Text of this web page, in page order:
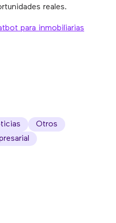
reales.
para inmobiliarias
Otros